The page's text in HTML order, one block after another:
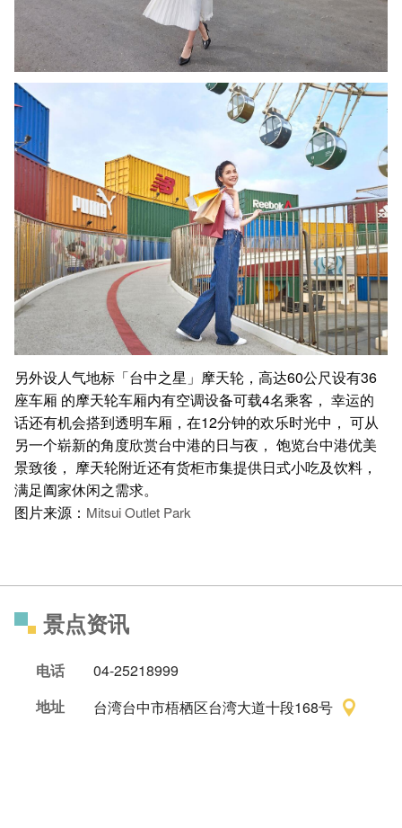
另外设人气地标「台中之星」摩天轮，高达60公尺设有36
座车厢 的摩天轮车厢内有空调设备可载4名乘客， 幸运的
话还有机会搭到透明车厢，在12分钟的欢乐时光中， 可从
另一个崭新的角度欣赏台中港的日与夜， 饱览台中港优美
景致後， 摩天轮附近还有货柜市集提供日式小吃及饮料，
满足阖家休闲之需求。
图片来源： Mitsui Outlet Park
景点资讯
电话
04-25218999
地址
台湾台中市梧栖区台湾大道十段168号